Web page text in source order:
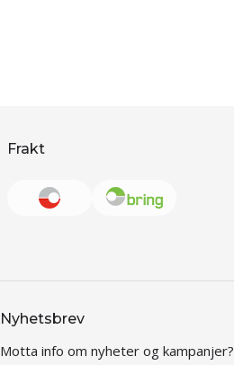
Frakt
Nyhetsbrev
Motta info om nyheter og kampanjer?